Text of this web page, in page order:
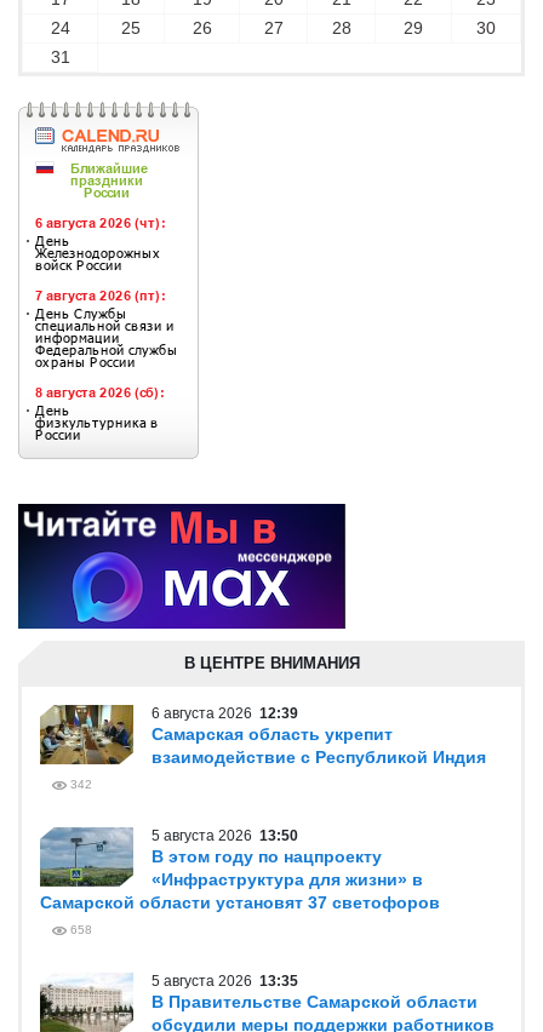
24
25 26 27 28 29
30
31
В ЦЕНТРЕ ВНИМАНИЯ
6 августа 2026 12:39
Самарская область укрепит
взаимодействие с Республикой Индия
342
5 августа 2026 13:50
В этом году по нацпроекту
«Инфраструктура для жизни» в
Самарской области установят 37 светофоров
658
5 августа 2026 13:35
В Правительстве Самарской области
обсудили меры поддержки работников